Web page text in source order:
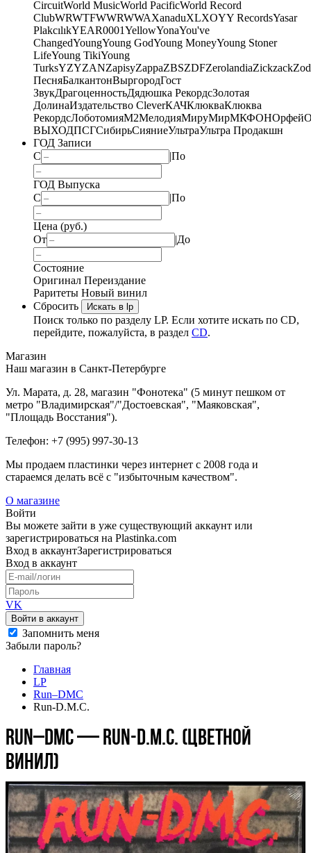
CircuitWorld MusicWorld PacificWorld Record
ClubWRWTFWWRWWAXanaduXLXOYY RecordsYasar
PlakcılıkYEAR0001YellowYonaYou've
ChangedYoungYoung GodYoung MoneyYoung Stoner
LifeYoung TikiYoung
TurksYZYZANZapisyZappaZBSZDFZerolandiaZickzack
ПесняБалкантонВыргородГост
ЗвукДрагоценностьДядюшка РекордсЗолотая
ДолинаИздательство CleverКАЧКлюкваКлюква
РекордсЛоботомияМ2МелодияМируМирМКФОНОрфей
ВЫХОДПСГСибирьСияниеУльтраУльтра Продакшн
ГОД Записи
С
|По
ГОД Выпуска
С
|По
Цена (руб.)
От
|До
Состояние
Оригинал Переиздание
Раритеты Новый винил
Сбросить
Искать в lp
Поиск только по разделу LP. Если хотите искать по CD,
перейдите, пожалуйста, в раздел CD.
Магазин
Наш магазин в Санкт-Петербурге
Ул. Марата, д. 28, магазин "Фонотека" (5 минут пешком от
метро "Владимирская"/"Достоевская", "Маяковская",
"Площадь Восстания").
Телефон: +7 (995) 997-30-13
Мы продаем пластинки через интернет c 2008 года и
стараемся делать всё с "избыточным качеством".
О магазине
Войти
Вы можете зайти в уже существующий аккаунт или
зарегистрироваться на Plastinka.com
Вход в аккаунтЗарегистрироваться
Вход в аккаунт
VK
Войти в аккаунт
Запомнить меня
Забыли пароль?
Главная
LP
Run–DMC
Run-D.M.C.
Run–DMC — Run-D.M.C. (цветной
винил)